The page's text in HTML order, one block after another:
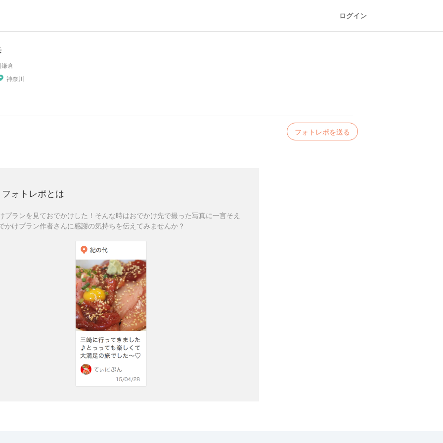
ログイン
倉
神奈川
フォトレポを送る
フォトレポとは
プランを見ておでかけした！そんな時はおでかけ先で撮った写真に一言そえ
かけプラン作者さんに感謝の気持ちを伝えてみませんか？